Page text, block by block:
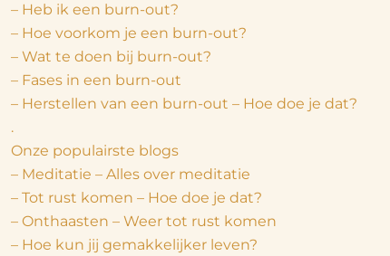
– Heb ik een burn-out?
– Hoe voorkom je een burn-out?
– Wat te doen bij burn-out?
– Fases in een burn-out
– Herstellen van een burn-out – Hoe doe je dat?
.
Onze populairste blogs
– Meditatie – Alles over meditatie
– Tot rust komen – Hoe doe je dat?
– Onthaasten – Weer tot rust komen
– Hoe kun jij gemakkelijker leven?